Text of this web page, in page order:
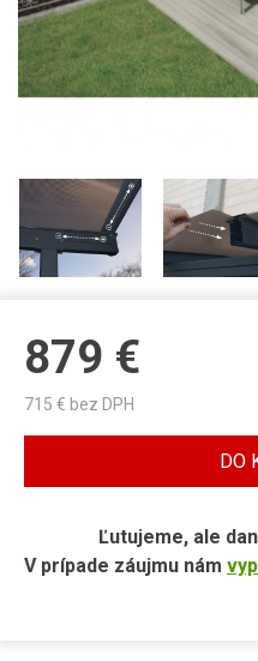
879 €
715 € bez DPH
DO
Ľutujeme, ale
V prípade záujmu nám